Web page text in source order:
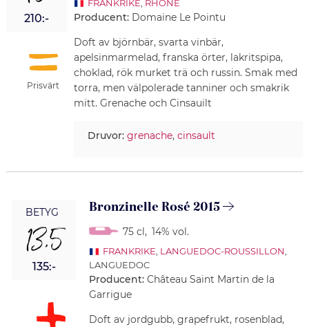
210:-
Prisvärt
FRANKRIKE RHÔNE
Producent: Domaine Le Pointu
Doft av björnbär, svarta vinbär,
apelsinmarmelad, franska örter, lakritspipa,
choklad, rök murket trä och russin. Smak med
torra, men välpolerade tanniner och smakrik
mitt. Grenache och Cinsauilt
Druvor: grenache, cinsault
BETYG
13,5
135:-
Bronzinelle Rosé 2015
75 cl, 14% vol.
FRANKRIKE LANGUEDOC-ROUSSILLON
LANGUEDOC
Producent: Château Saint Martin de la
Garrigue
Doft av jordgubb, grapefrukt, rosenblad,